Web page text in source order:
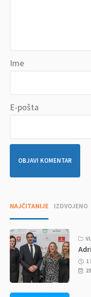
Ime
E-pošta
NAJČITANIJE IZDVOJENO
1